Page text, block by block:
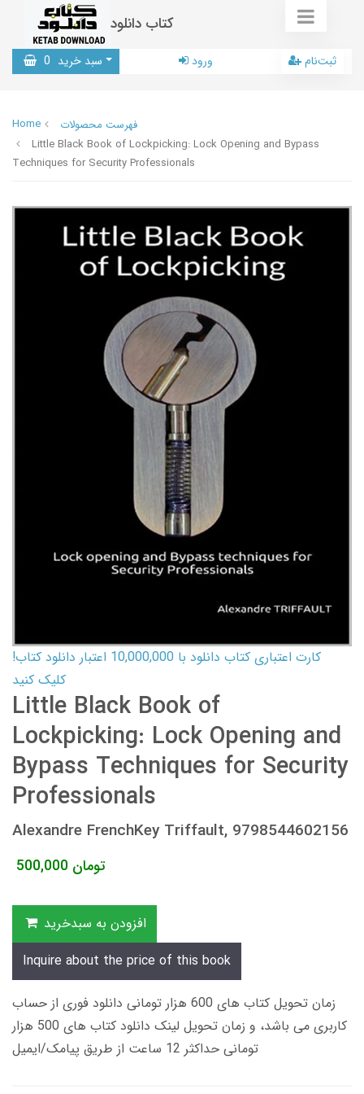
کتاب دانلود
سبد خرید 0 ورود ثبت‌نام
Home
فهرست محصولات
Little Black Book of Lockpicking: Lock Opening and Bypass
Techniques for Security Professionals
کارت اعتباری کتاب دانلود با 10,000,000 اعتبار دانلود کتاب!
کلیک کنید
Little Black Book of
Lockpicking: Lock Opening and
Bypass Techniques for Security
Professionals
Alexandre FrenchKey Triffault, 9798544602156
500,000 تومان
افزودن به سبدخرید
Inquire about the price of this book
زمان تحویل کتاب های 600 هزار تومانی دانلود فوری از حساب
کاربری می باشد، و زمان تحویل لینک دانلود کتاب های 500 هزار
تومانی حداکثر 12 ساعت از طریق پیامک/ایمیل